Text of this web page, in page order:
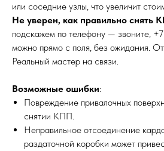
или соседние узлы, что увеличит
Не уверен, как правильно снять
подскажем по телефону — звоните,
можно прямо с поля, без ожидания.
Реальный мастер на связи.
Возможные ошибки:
Повреждение привалочных
снятии КПП.
Неправильное отсоединение
раздаточной коробки может